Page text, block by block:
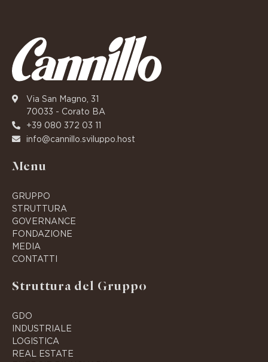
Via San Magno, 31
70033 - Corato BA
+39 080 372 03 11
info@cannillo.sviluppo.host
Menu
GRUPPO
STRUTTURA
GOVERNANCE
FONDAZIONE
MEDIA
CONTATTI
Struttura del Gruppo
GDO
INDUSTRIALE
LOGISTICA
REAL ESTATE